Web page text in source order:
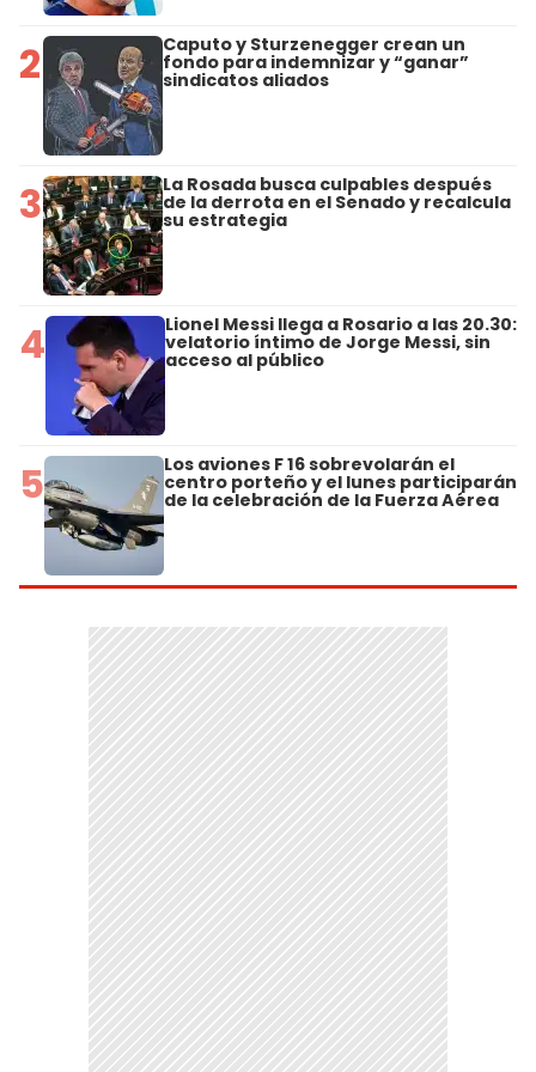
2 Caputo y Sturzenegger crean un
fondo para indemnizar y “ganar”
sindicatos aliados
3 La Rosada busca culpables después
de la derrota en el Senado y recalcula
su estrategia
4 Lionel Messi llega a Rosario a las 20.30:
velatorio íntimo de Jorge Messi, sin
acceso al público
5 Los aviones F 16 sobrevolarán el
centro porteño y el lunes participarán
de la celebración de la Fuerza Aérea